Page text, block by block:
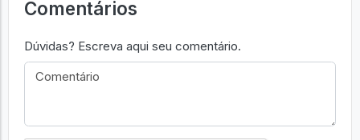
Comentários
Dúvidas? Escreva aqui seu comentário.